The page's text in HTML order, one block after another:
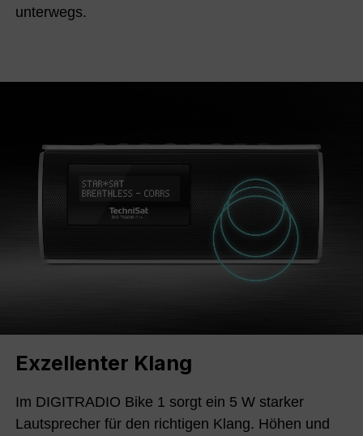
unterwegs.
Exzellenter Klang
Im DIGITRADIO Bike 1 sorgt ein 5 W starker
Lautsprecher für den richtigen Klang. Höhen und